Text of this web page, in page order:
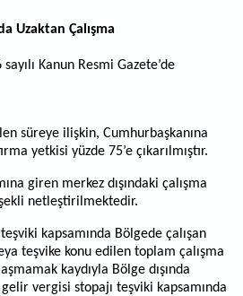
Uzaktan Çalışma
Kanun Resmi Gazete’de
süreye ilişkin, Cumhurbaşkanına
yetkisi yüzde 75’e çıkarılmıştır.
giren merkez dışındaki çalışma
netleştirilmektedir.
kapsamında Bölgede çalışan
teşvike konu edilen toplam çalışma
şmamak kaydıyla Bölge dışında
vergisi stopajı teşviki kapsamında